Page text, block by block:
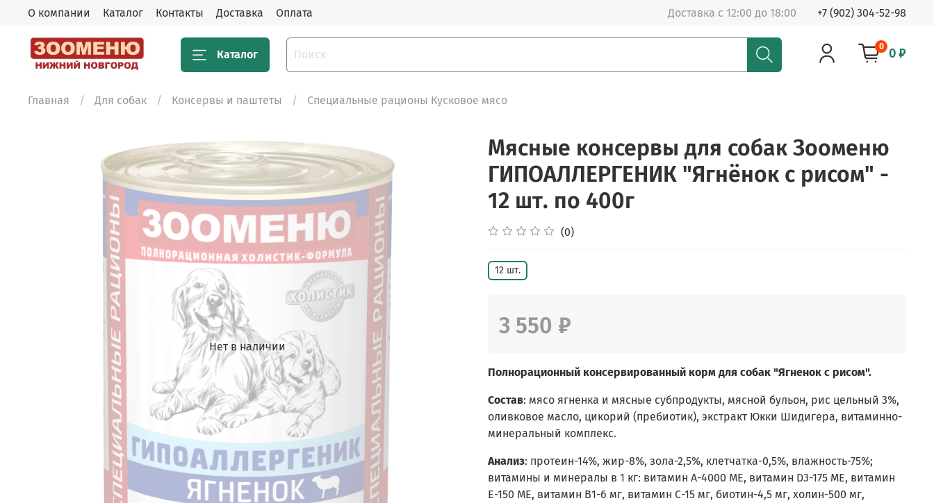
О компании Каталог Контакты Доставка Оплата Доставка с 12:00 до 18:00 +7 (902) 304-52-98
Каталог
0 0 ₽
Главная Для собак Консервы и паштеты Специальные рационы Кусковое мясо
Нет в наличии
Мясные консервы для собак Зооменю
ГИПОАЛЛЕРГЕНИК "Ягнёнок с рисом" -
12 шт. по 400г
(0)
12 шт.
3 550 ₽
Полнорационный консервированный корм для собак "Ягненок с рисом".
Состав: мясо ягненка и мясные субпродукты, мясной бульон, рис цельный 3%,
оливковое масло, цикорий (пребиотик), экстракт Юкки Шидигера, витаминно-
минеральный комплекс.
Анализ: протеин-14%, жир-8%, зола-2,5%, клетчатка-0,5%, влажность-75%;
витамины и минералы в 1 кг: витамин А-4000 МЕ, витамин D3-175 МЕ, витамин
Е-150 МЕ, витамин В1-6 мг, витамин С-15 мг, биотин-4,5 мг, холин-500 мг,